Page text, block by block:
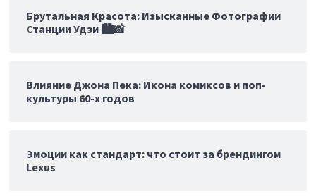
Брутальная Красота: Изысканные Фотографии
Станции Удзи 🏙️📸
Влияние Джона Пека: Икона комиксов и поп-
культуры 60-х годов
Эмоции как стандарт: что стоит за брендингом
Lexus